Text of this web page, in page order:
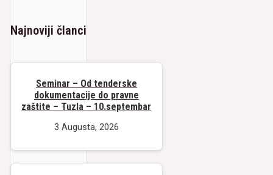
Najnoviji članci
Seminar – Od tenderske
dokumentacije do pravne
zaštite – Tuzla – 10.septembar
3 Augusta, 2026